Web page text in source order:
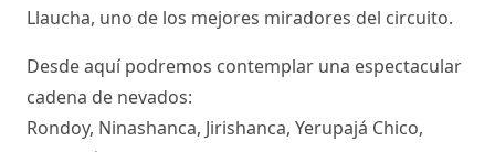
Llaucha, uno de los mejores miradores del circuito.
Desde aquí podremos contemplar una espectacular
cadena de nevados:
Rondoy, Ninashanca, Jirishanca, Yerupajá Chico,